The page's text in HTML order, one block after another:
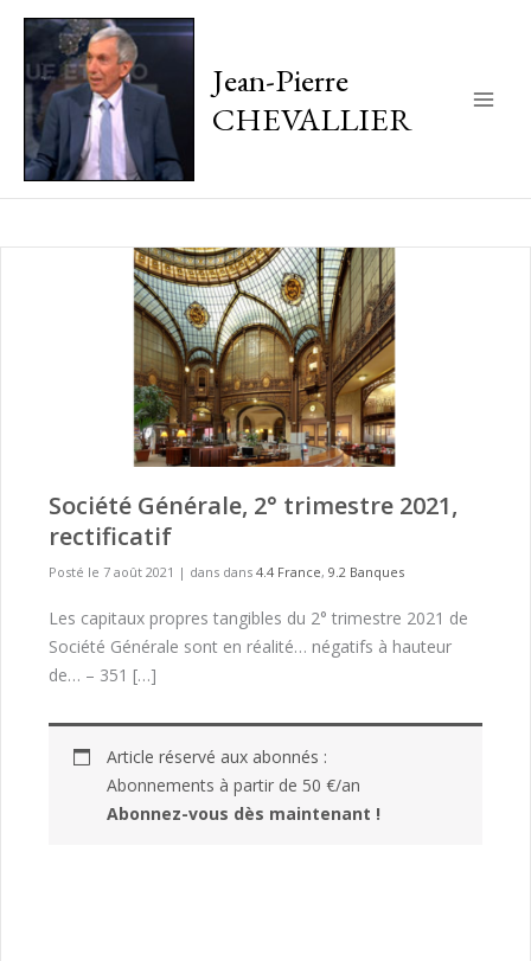
Jean-Pierre
CHEVALLIER
Société Générale, 2° trimestre 2021,
rectificatif
Posté le 7 août 2021 | dans dans 4.4 France, 9.2 Banques
Les capitaux propres tangibles du 2° trimestre 2021 de
Société Générale sont en réalité… négatifs à hauteur
de… – 351 […]
Article réservé aux abonnés :
Abonnements à partir de 50 €/an
Abonnez-vous dès maintenant !